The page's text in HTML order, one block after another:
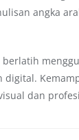
angka
berlatih
digital.
dan